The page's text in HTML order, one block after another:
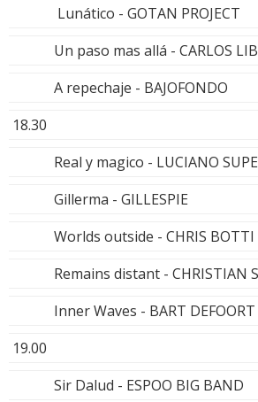
Lunático - GOTAN PROJECT
Un paso mas allá - CARLOS
A repechaje - BAJOFONDO
18.30
Real y magico - LUCIANO
Gillerma - GILLESPIE
Worlds outside - CHRIS BOTTI
Remains distant - CHRISTIAN
Inner Waves - BART
19.00
Sir Dalud - ESPOO BIG BAND